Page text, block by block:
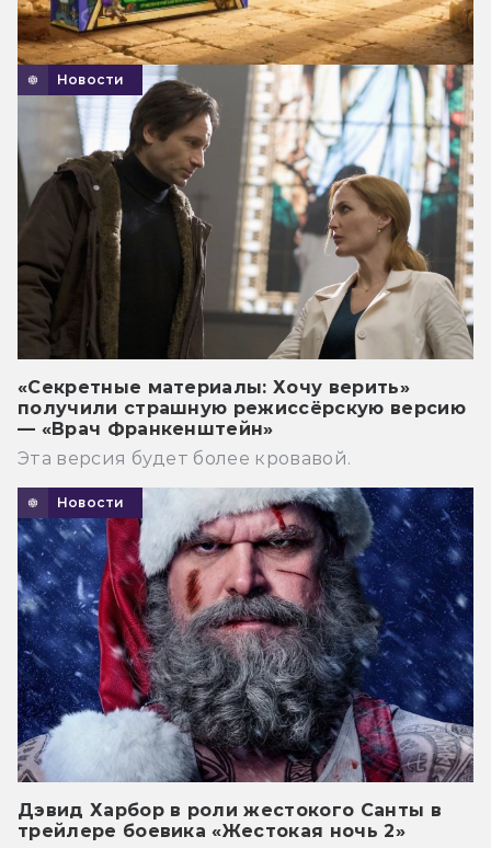
Новости
«Секретные материалы: Хочу верить»
получили страшную режиссёрскую версию
— «Врач Франкенштейн»
Эта версия будет более кровавой.
Новости
Дэвид Харбор в роли жестокого Санты в
трейлере боевика «Жестокая ночь 2»